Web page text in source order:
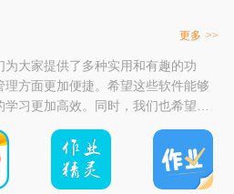
更多 >>
大家提供了多种实用和有趣的功
方面更加便捷。希望这些软件能够
习更加高效。同时，我们也希望大
能够注重个人信息的保护和隐私安
只有这样，才能真正享受软件带来的
大家的支持和信任。我们将继续努
产品。祝愿大家在今后的工作和生活